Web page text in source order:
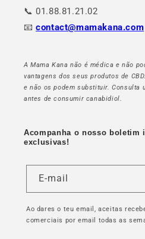
📞 01.88.81.21.02
📧contact@mamakana.com
A Mama Kana não é médica e não
vantagens dos seus produtos de
e não os podem substituir. Consulta
antes de consumir canabidiol.
Acompanha o nosso boletim
exclusivas!
E-mail
Ao dares o teu email, aceitas
comerciais por email todas as